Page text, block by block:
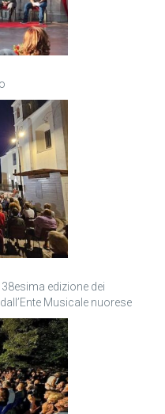
edizione dei
Musicale nuorese